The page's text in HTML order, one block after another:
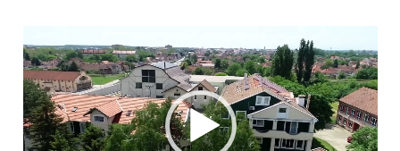
видео
записа